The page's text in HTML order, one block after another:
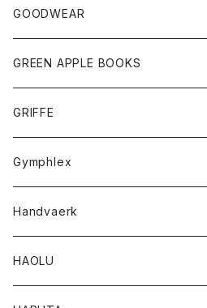
チーフ
シャツ
タンクトップ
ボトム
ショートパンツ
スカート
レディース
スカート
Tシャツ
Tシャツ
グッズ
手袋
GOODWEAR
トップス
Tシャツ
GREEN APPLE BOOKS
GRIFFE
Gymphlex
アウター
カーディガン
コート
トップス
Handvaerk
トップス
HAOLU